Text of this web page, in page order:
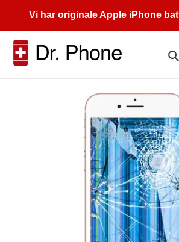
til
innholdet
Vi har originale Apple iPhone